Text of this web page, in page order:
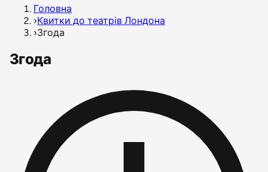
Головна
›Квитки до театрів Лондона
›Згода
Згода